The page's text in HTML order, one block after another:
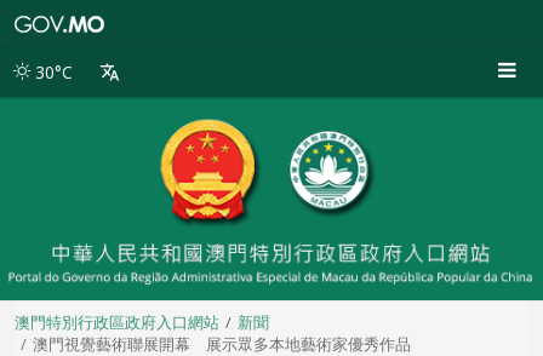
別
30°C
澳門特別行政區政府入口網站
新聞
澳門視覺藝術聯展開幕 展示眾多本地藝術家優秀作品